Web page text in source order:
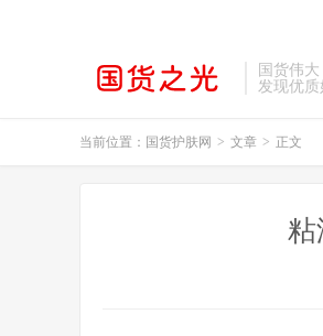
国货伟大
发现优
当前位置： 国货护肤网 > 文章 > 正文
粘